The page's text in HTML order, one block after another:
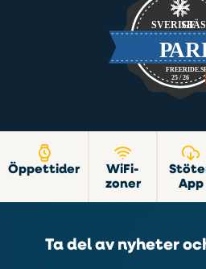
Öppettider
WiFi-
zoner
App
Ta del av nyheter